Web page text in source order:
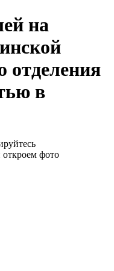
на
отделения
в
фото